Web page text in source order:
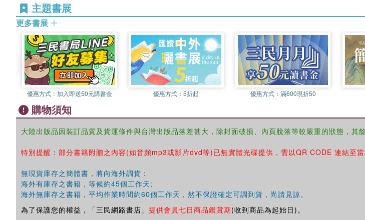
主題書展
更多書展
優惠方式： 加入即送50元購書金 優惠方式：5折起 優惠方式： 滿600現折50
購物須知
大陸出版品因裝訂品質及貨運條件與台灣出版品落差甚大，除封面破損、內頁脫落等較嚴重的狀態，其
特別提醒：部分書籍附贈之內容(如音頻mp3或影片dvd等)已無實體光碟提供，需以QR CODE 連結至當
無現貨庫存之簡體書，將向海外調貨：
海外有庫存之書籍，等候約45個工作天;
海外無庫存之書籍，平均作業時間約60個工作天，然不保證確定可調到貨，尚請見諒。
為了保護您的權益，「三民網路書店」 提供會員七日商品鑑賞期(收到商品為起始日)。